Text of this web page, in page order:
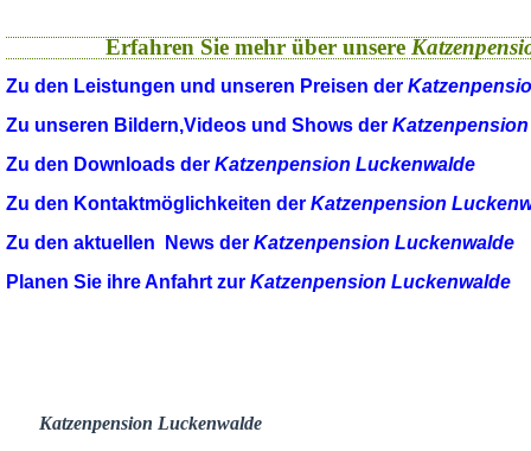
Erfahren Sie mehr über unsere
Zu den Leistungen und unseren Preisen der
Zu unseren Bildern,Videos und Shows der
Zu den Downloads der Katzenpension Luckenwalde
Zu den Kontaktmöglichkeiten der Katzenpension
Zu den aktuellen News der Katzenpension Luckenwalde
Planen Sie ihre Anfahrt zur Katzenpension Luckenwalde
Katzenpension Luckenwalde